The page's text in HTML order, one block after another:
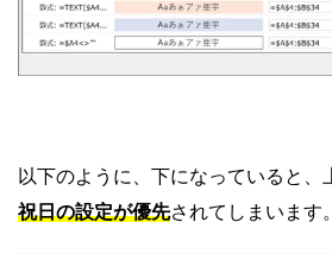
以下のように、下になっていると、
祝日の設定が優先されてしまいます。